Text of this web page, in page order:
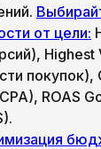
от цели:
Highest
покупок),
ROAS